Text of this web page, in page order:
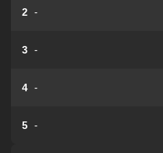
2 -
3 -
4 -
5 -